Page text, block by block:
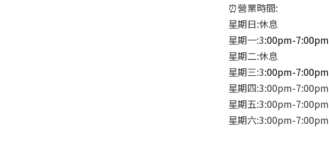
⏰營業時間:
星期日:休息
星期一:3:00pm-7:00pm
星期二:休息
星期三:3:00pm-7:00pm
星期四:3:00pm-7:00pm
星期五:3:00pm-7:00pm
星期六:3:00pm-7:00pm